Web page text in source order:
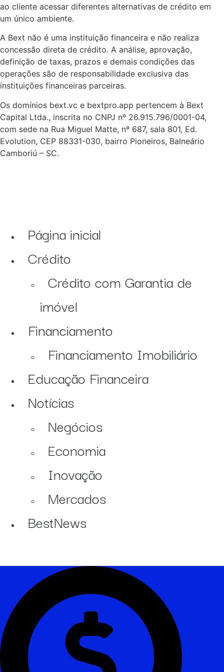
ao cliente acessar diferentes alternativas de crédito em
um único ambiente.
A Bext não é uma instituição financeira e não realiza
concessão direta de crédito. A análise, aprovação,
definição de taxas, prazos e demais condições das
operações são de responsabilidade exclusiva das
instituições financeiras parceiras.
Os domínios bext.vc e bextpro.app pertencem à Bext
Capital Ltda., inscrita no CNPJ nº 26.915.796/0001-04,
com sede na Rua Miguel Matte, nº 687, sala 801, Ed.
Evolution, CEP 88331-030, bairro Pioneiros, Balneário
Camboriú – SC.
Página inicial
Crédito
Crédito com Garantia de
imóvel
Financiamento
Financiamento Imobiliário
Educação Financeira
Notícias
Negócios
Economia
Inovação
Mercados
BestNews